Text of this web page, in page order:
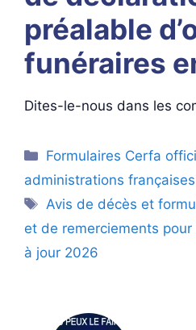
préalable
funéraires
Dites-le-nous dans les
Catégories
Formulaires Cerfa
administrations
Étiquettes
Avis de décès et
et de remerciements
à jour 2026